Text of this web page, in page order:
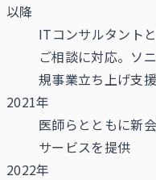
以降
ITコンサルタント
ご相談に対応。ソ
規事業立ち上げ支
2021年
医師らとともに新
サービスを提供
2022年